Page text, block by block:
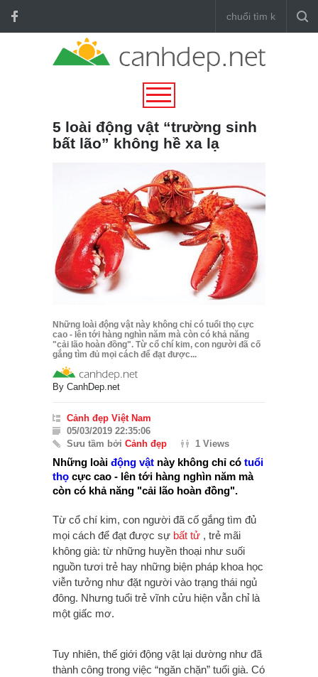
5 loài động vật “trường sinh
bất lão” không hề xa lạ
Những loài động vật này không chỉ có tuổi thọ cực
cao - lên tới hàng nghìn năm mà còn có khả năng
"cải lão hoàn đồng". Từ cổ chí kim, con người đã cố
gắng tìm đủ mọi cách để đạt được...
By CanhDep.net
Cảnh đẹp Việt Nam
05/03/2019 22:35:06
Sưu tầm bởi Cảnh đẹp 1 Views
Những loài động vật này không chỉ có tuổi
thọ cực cao - lên tới hàng nghìn năm mà
còn có khả năng "cải lão hoàn đồng".
Từ cổ chí kim, con người đã cố gắng tìm đủ
mọi cách để đạt được sự bất tử , trẻ mãi
không già: từ những huyền thoại như suối
nguồn tươi trẻ hay những biện pháp khoa học
viễn tưởng như đặt người vào trạng thái ngủ
đông. Nhưng tuổi trẻ vĩnh cửu hiện vẫn chỉ là
một giấc mơ.
Tuy nhiên, thế giới động vật lại dường như đã
thành công trong việc “ngăn chặn” tuổi già. Có